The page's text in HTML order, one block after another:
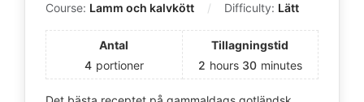
Course: Lamm och kalvkött Difficulty: Lätt
Antal
4 portioner
Tillagningstid
2 hours 30 minutes